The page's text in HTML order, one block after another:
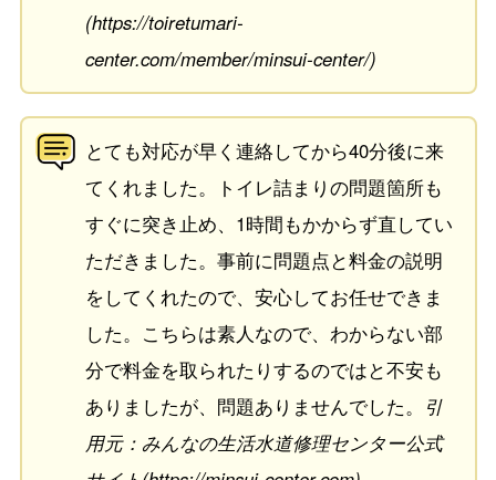
(https://toiretumari-
center.com/member/minsui-center/)
とても対応が早く連絡してから40分後に来
てくれました。トイレ詰まりの問題箇所も
すぐに突き止め、1時間もかからず直してい
ただきました。事前に問題点と料金の説明
をしてくれたので、安心してお任せできま
した。こちらは素人なので、わからない部
分で料金を取られたりするのではと不安も
ありましたが、問題ありませんでした。
引
用元：みんなの生活水道修理センター公式